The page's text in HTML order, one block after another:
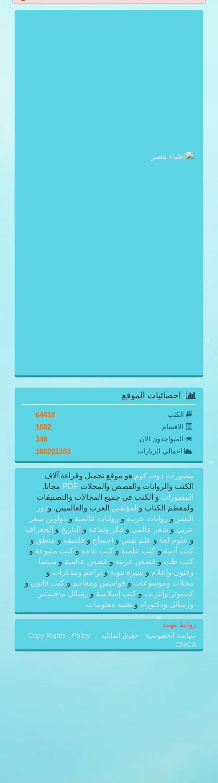
احصائيات الموقع
الكتب 64418
الاقسام 1602
المتواجدون الان 349
اجمالي الزيارات 160201183
مصورات دوت كوم هو موقع تحميل وقراءة آلاف
الكتب والروايات والقصص والمجلات PDF مجانا.
المصورات و الكتب فى جميع المجالات والتصنيفات
ولمعظم الكتاب و المؤلفين العرب والعالميين. ودور
النشر و روايات عربية و روايات عالمية و دواوين شعر
عربى و شعر عالمى و فكر وثقافة و التاريخ و الجغرافيا
و علوم لغة و علم نفس و اجتماع و فلسفة و منطق و
كتب أدبية و كتب علمية و كتب عامة و كتب متنوعة و
كتب طب و قصص عربية و قصص عالمية و سينما
وفنون وإعلام و سيره نبوية و تراجم ومذكرات و
مجلات وموسوعات و قواميس ومعاجم و كتب قانون و
كمبيوتر وإنترنت و كتب إسلامية و رسائل ماجستير
ورسائل ودكتوراه و تقنيه معلومات.
روابط مهمة
سياسة الخصوصية - حقوق الملكيه -
Copy Rights - Policy -
DMCA